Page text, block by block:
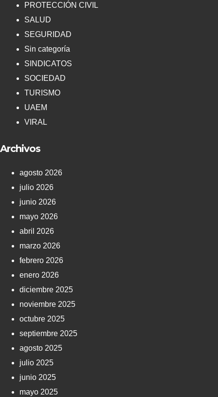
PROTECCIÓN CIVIL
SALUD
SEGURIDAD
Sin categoría
SINDICATOS
SOCIEDAD
TURISMO
UAEM
VIRAL
Archivos
agosto 2026
julio 2026
junio 2026
mayo 2026
abril 2026
marzo 2026
febrero 2026
enero 2026
diciembre 2025
noviembre 2025
octubre 2025
septiembre 2025
agosto 2025
julio 2025
junio 2025
mayo 2025